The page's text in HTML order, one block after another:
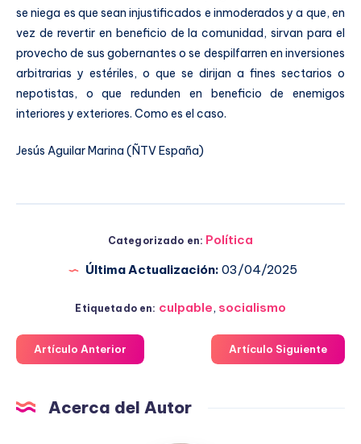
se niega es que sean injustificados e inmoderados y a que, en
vez de revertir en beneficio de la comunidad, sirvan para el
provecho de sus gobernantes o se despilfarren en inversiones
arbitrarias y estériles, o que se dirijan a fines sectarios o
nepotistas, o que redunden en beneficio de enemigos
interiores y exteriores. Como es el caso.
Jesús Aguilar Marina (ÑTV España)
Categorizado en: Política
Última Actualización: 03/04/2025
Etiquetado en: culpable, socialismo
Artículo Anterior Artículo Siguiente
Acerca del Autor